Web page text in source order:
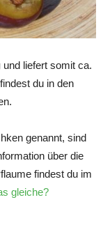
und liefert somit ca.
du in den
genannt, sind
über die
findest du im
gleiche?